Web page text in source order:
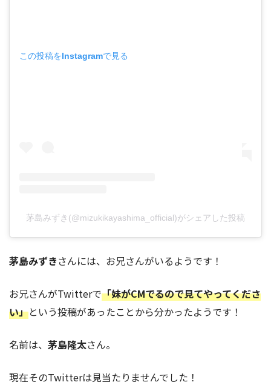
この投稿をInstagramで見る
茅島みずき(@mizukikayashima_official)がシェアした投稿
茅島みずきさんには、お兄さんがいるようです！
お兄さんがTwitterで「妹がCMでるので見てやってくださ
い」という投稿があったことから分かったようです！
名前は、 茅島隆太さん。
現在そのTwitterは見当たりませんでした！